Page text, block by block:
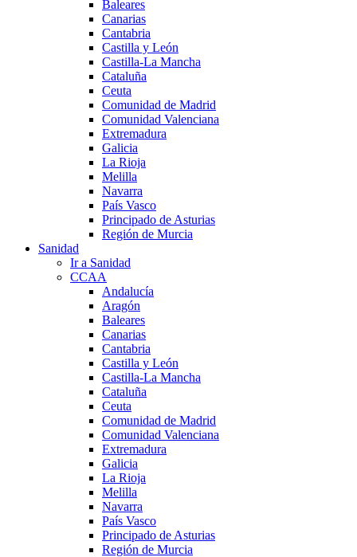
Baleares
Canarias
Cantabria
Castilla y León
Castilla-La Mancha
Cataluña
Ceuta
Comunidad de Madrid
Comunidad Valenciana
Extremadura
Galicia
La Rioja
Melilla
Navarra
País Vasco
Principado de Asturias
Región de Murcia
Sanidad
Ir a Sanidad
CCAA
Andalucía
Aragón
Baleares
Canarias
Cantabria
Castilla y León
Castilla-La Mancha
Cataluña
Ceuta
Comunidad de Madrid
Comunidad Valenciana
Extremadura
Galicia
La Rioja
Melilla
Navarra
País Vasco
Principado de Asturias
Región de Murcia